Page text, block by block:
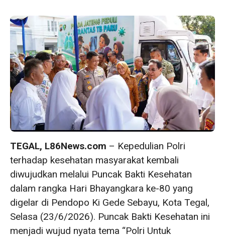
TEGAL, L86News.com – Kepedulian Polri
terhadap kesehatan masyarakat kembali
diwujudkan melalui Puncak Bakti Kesehatan
dalam rangka Hari Bhayangkara ke-80 yang
digelar di Pendopo Ki Gede Sebayu, Kota Tegal,
Selasa (23/6/2026). Puncak Bakti Kesehatan ini
menjadi wujud nyata tema “Polri Untuk